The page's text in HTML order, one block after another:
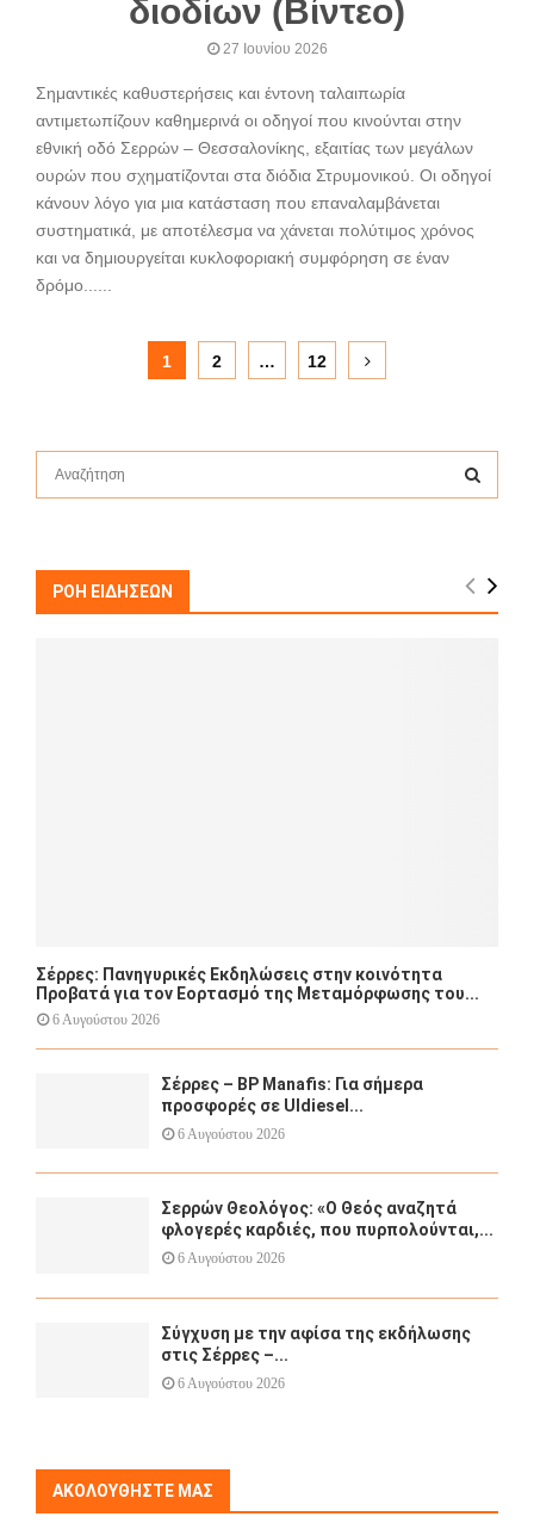
διοδίων (Βίντεο)
27 Ιουνίου 2026
Σημαντικές καθυστερήσεις και έντονη ταλαιπωρία
αντιμετωπίζουν καθημερινά οι οδηγοί που κινούνται στην
εθνική οδό Σερρών – Θεσσαλονίκης, εξαιτίας των μεγάλων
ουρών που σχηματίζονται στα διόδια Στρυμονικού. Οι οδηγοί
κάνουν λόγο για μια κατάσταση που επαναλαμβάνεται
συστηματικά, με αποτέλεσμα να χάνεται πολύτιμος χρόνος
και να δημιουργείται κυκλοφοριακή συμφόρηση σε έναν
δρόμο......
Σελιδοποίηση
1 2 … 12
f
A
ΡΟΗ ΕΙΔΗΣΕΩΝ
Σέρρες: Πανηγυρικές Εκδηλώσεις στην κοινότητα
Προβατά για τον Εορτασμό της Μεταμόρφωσης του...
6 Αυγούστου 2026
Σέρρες – BP Manafis: Για σήμερα
προσφορές σε Uldiesel...
6 Αυγούστου 2026
Σερρών Θεολόγος: «Ο Θεός αναζητά
φλογερές καρδιές, που πυρπολούνται,...
6 Αυγούστου 2026
Σύγχυση με την αφίσα της εκδήλωσης
στις Σέρρες –...
6 Αυγούστου 2026
ΑΚΟΛΟΥΘΉΣΤΕ ΜΑΣ